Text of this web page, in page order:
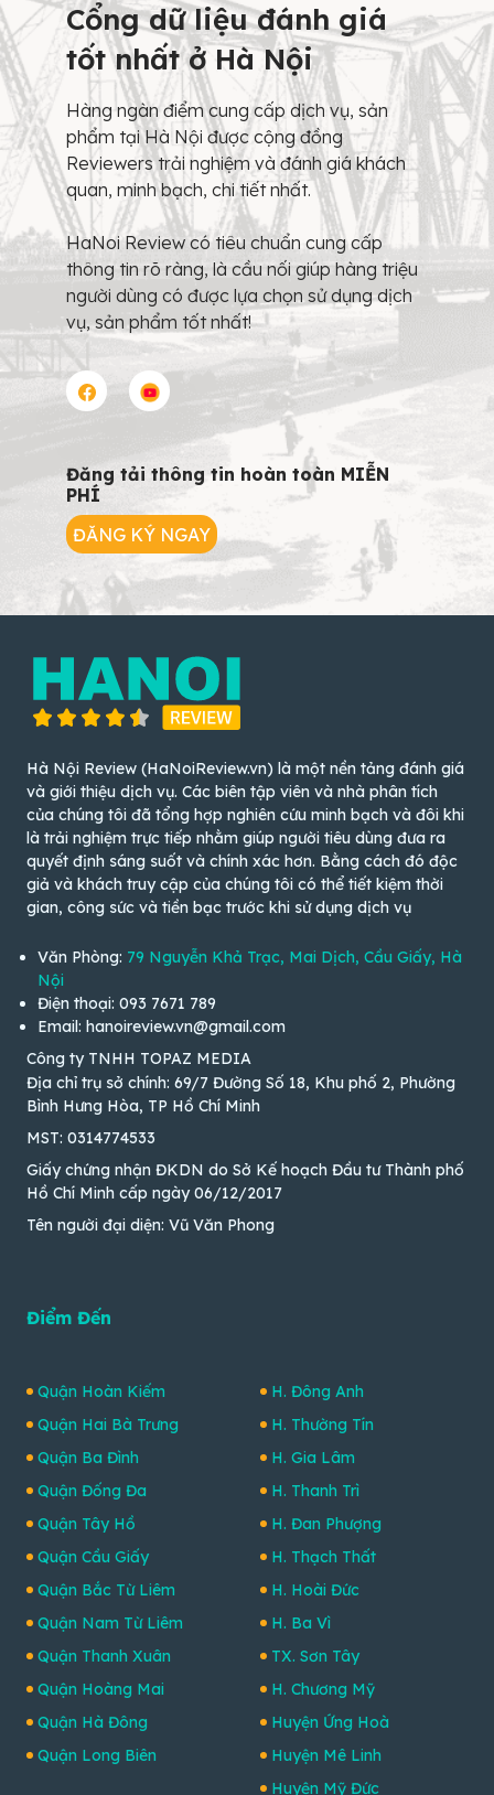
Cổng dữ liệu đánh giá
tốt nhất ở Hà Nội
Hàng ngàn điểm cung cấp dịch vụ, sản
phẩm tại Hà Nội được cộng đồng
Reviewers trải nghiệm và đánh giá khách
quan, minh bạch, chi tiết nhất.
HaNoi Review có tiêu chuẩn cung cấp
thông tin rõ ràng, là cầu nối giúp hàng triệu
người dùng có được lựa chọn sử dụng dịch
vụ, sản phẩm tốt nhất!
Đăng tải thông tin hoàn toàn MIỄN
PHÍ
ĐĂNG KÝ NGAY
Hà Nội Review (HaNoiReview.vn) là một nền tảng đánh giá
và giới thiệu dịch vụ. Các biên tập viên và nhà phân tích
của chúng tôi đã tổng hợp nghiên cứu minh bạch và đôi khi
là trải nghiệm trực tiếp nhằm giúp người tiêu dùng đưa ra
quyết định sáng suốt và chính xác hơn. Bằng cách đó độc
giả và khách truy cập của chúng tôi có thể tiết kiệm thời
gian, công sức và tiền bạc trước khi sử dụng dịch vụ
Văn Phòng: 79 Nguyễn Khả Trạc, Mai Dịch, Cầu Giấy, Hà
Nội
Điện thoại: 093 7671 789
Email: hanoireview.vn@gmail.com
Công ty TNHH TOPAZ MEDIA
Địa chỉ trụ sở chính: 69/7 Đường Số 18, Khu phố 2, Phường
Bình Hưng Hòa, TP Hồ Chí Minh
MST: 0314774533
Giấy chứng nhận ĐKDN do Sở Kế hoạch Đầu tư Thành phố
Hồ Chí Minh cấp ngày 06/12/2017
Tên người đại diện: Vũ Văn Phong
Điểm Đến
Quận Hoàn Kiếm
Quận Hai Bà Trưng
Quận Ba Đình
Quận Đống Đa
Quận Tây Hồ
Quận Cầu Giấy
Quận Bắc Từ Liêm
Quận Nam Từ Liêm
Quận Thanh Xuân
Quận Hoàng Mai
Quận Hà Đông
Quận Long Biên
H. Đông Anh
H. Thường Tín
H. Gia Lâm
H. Thanh Trì
H. Đan Phượng
H. Thạch Thất
H. Hoài Đức
H. Ba Vì
TX. Sơn Tây
H. Chương Mỹ
Huyện Ứng Hoà
Huyện Mê Linh
Huyện Mỹ Đức